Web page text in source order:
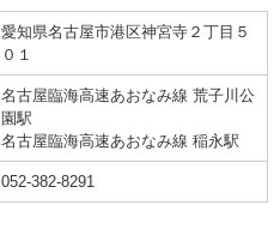
愛知県名古屋市港区神宮寺２丁目５
０１
名古屋臨海高速あおなみ線 荒子川公
園駅
名古屋臨海高速あおなみ線 稲永駅
052-382-8291